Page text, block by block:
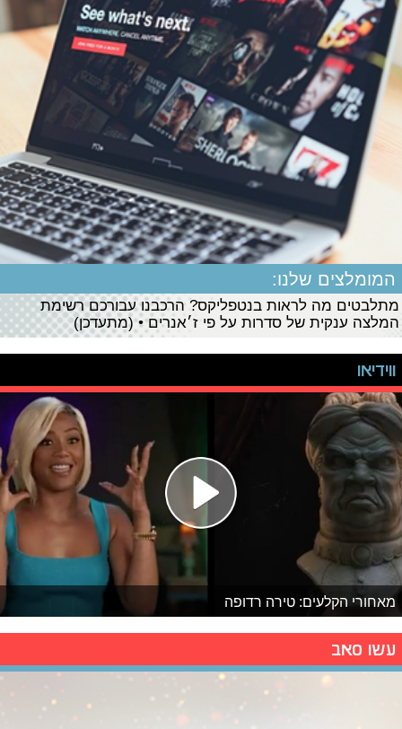
המומלצים שלנו:
מתלבטים מה לראות בנטפליקס? הרכבנו עבורכם רשימת
המלצה ענקית של סדרות על פי ז׳אנרים • (מתעדכן)
ווידיאו
מאחורי הקלעים: טירה רדופה
עשו סאב